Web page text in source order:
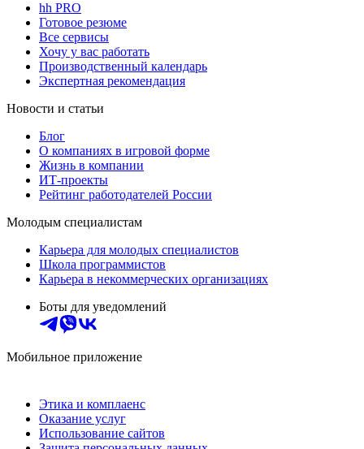
hh PRO
Готовое резюме
Все сервисы
Хочу у вас работать
Производственный календарь
Экспертная рекомендация
Новости и статьи
Блог
О компаниях в игровой форме
Жизнь в компании
ИТ-проекты
Рейтинг работодателей России
Молодым специалистам
Карьера для молодых специалистов
Школа программистов
Карьера в некоммерческих организациях
Боты для уведомлений
Мобильное приложение
Этика и комплаенс
Оказание услуг
Использование сайтов